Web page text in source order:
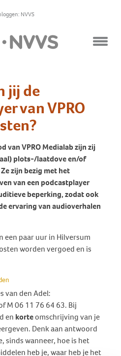
NVVS
jij de
van VPRO
van VPRO Medialab zijn zij
plots-/laatdove en/of
zijn bezig met het
van een podcastplayer
beperking, zodat ook
ervaring van audioverhalen
een paar uur in Hilversum
worden vergoed en is
van den Adel:
M 06 11 76 64 63. Bij
en korteomschrijving van je
Denk aan antwoord
sinds wanneer, hoe is het
heb je, waar heb je het